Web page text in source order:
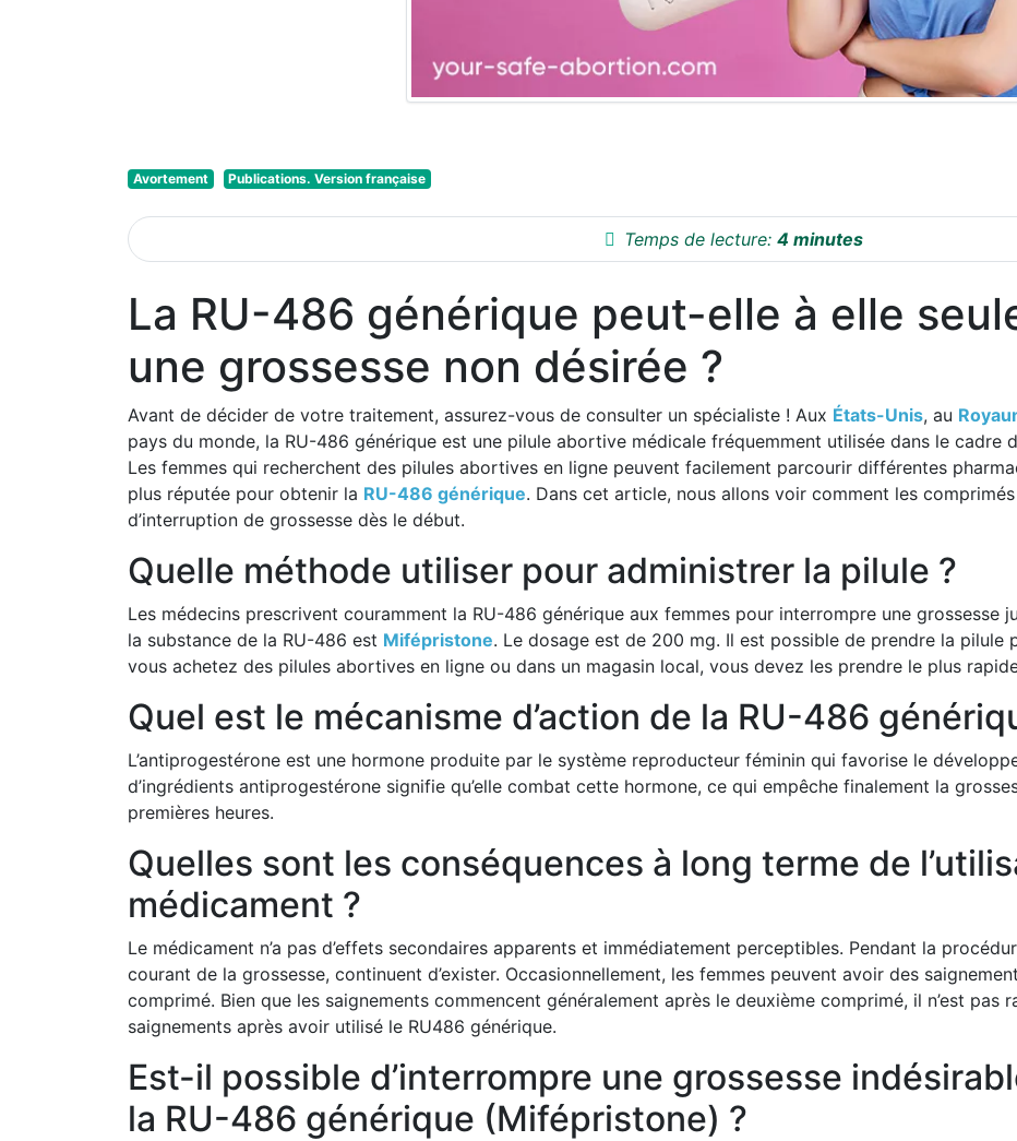
Avortement Publications. Version française
Temps de lecture: 4 minutes
La RU-486 générique peut-elle à elle
une grossesse non désirée ?
Avant de décider de votre traitement, assurez-vous de consulter un spécialiste ! Aux États-Unis, au
pays du monde, la RU-486 générique est une pilule abortive médicale fréquemment utilisée dans le cadre
Les femmes qui recherchent des pilules abortives en ligne peuvent facilement parcourir différentes
plus réputée pour obtenir la RU-486 générique. Dans cet article, nous allons voir comment les
d’interruption de grossesse dès le début.
Quelle méthode utiliser pour administrer la pilule ?
Les médecins prescrivent couramment la RU-486 générique aux femmes pour interrompre une grossesse
la substance de la RU-486 est Mifépristone. Le dosage est de 200 mg. Il est possible de prendre la pilule
vous achetez des pilules abortives en ligne ou dans un magasin local, vous devez les prendre le plus
Quel est le mécanisme d’action de la RU-486
L’antiprogestérone est une hormone produite par le système reproducteur féminin qui favorise le
d’ingrédients antiprogestérone signifie qu’elle combat cette hormone, ce qui empêche finalement la
premières heures.
Quelles sont les conséquences à long terme de
médicament ?
Le médicament n’a pas d’effets secondaires apparents et immédiatement perceptibles. Pendant la
courant de la grossesse, continuent d’exister. Occasionnellement, les femmes peuvent avoir des
comprimé. Bien que les saignements commencent généralement après le deuxième comprimé, il n’est pas
saignements après avoir utilisé le RU486 générique.
Est-il possible d’interrompre une grossesse
la RU-486 générique (Mifépristone) ?